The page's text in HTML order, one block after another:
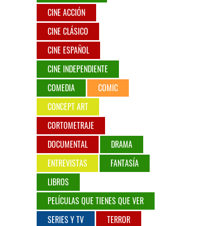
CINE ACCIÓN
CINE CLÁSICO
CINE ESPAÑOL
CINE INDEPENDIENTE
COMEDIA
COMIC
CONCEPT ART
CORTOMETRAJE
DOCUMENTAL
DRAMA
ENTREVISTAS
FANTASÍA
LIBROS
PELÍCULAS QUE TIENES QUE VER
SERIES Y TV
TERROR